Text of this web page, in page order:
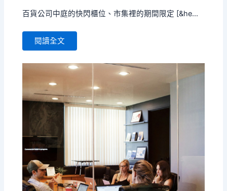
百貨公司中庭的快閃櫃位、市集裡的期間限定 [&he...
閱讀全文